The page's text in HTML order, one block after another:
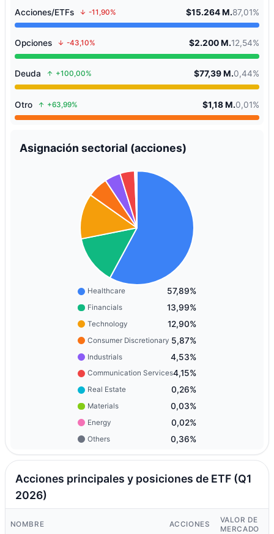
Acciones/ETFs -11,90% $15.264 M.87,01%
Opciones -43,10% $2.200 M.12,54%
Deuda +100,00% $77,39 M.0,44%
Otro +63,99% $1,18 M.0,01%
Asignación sectorial (acciones)
Healthcare 57,89%
Financials 13,99%
Technology 12,90%
Consumer Discretionary 5,87%
Industrials 4,53%
Communication Services4,15%
Real Estate 0,26%
Materials 0,03%
Energy 0,02%
Others 0,36%
Acciones principales y posiciones de ETF (Q1
2026)
NOMBRE ACCIONES
VALOR DE
MERCADO